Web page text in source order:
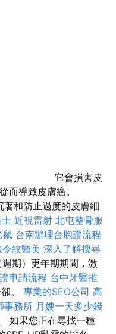
它會損害皮
而導致皮膚癌。
和防止過度的皮膚細
近視雷射 北屯整骨服
鼠 台南辦理台胞證流程
令紋醫美 深入了解搜尋
期）更年期期間，激
申請流程 台中牙醫推
。 專業的SEO公司 高
事務所 月嫂一天多少錢
如果您正在尋找一種